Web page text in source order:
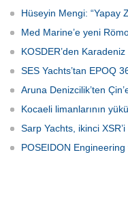
Hüseyin Mengi: “Yapay
Med Marine’e yeni
KOSDER’den Karadeniz
SES Yachts’tan EPOQ
Aruna Denizcilik’ten
Kocaeli limanlarının
Sarp Yachts, ikinci
POSEIDON